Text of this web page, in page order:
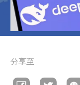
包
分享至